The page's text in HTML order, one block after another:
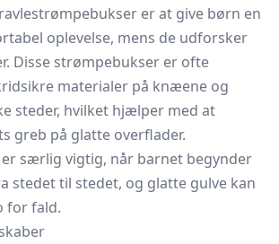
er at give børn en
oplevelse, mens de udforsker
Disse strømpebukser er ofte
materialer på knæene og
steder, hvilket hjælper med at
greb på glatte overflader.
særlig vigtig, når barnet begynder
stedet til stedet, og glatte gulve kan
for fald.